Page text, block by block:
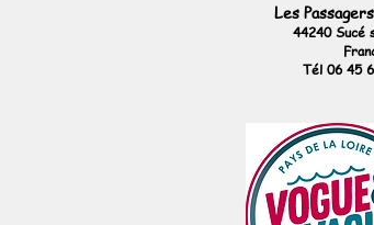
Les
44240 Sucé
Tél 06 45